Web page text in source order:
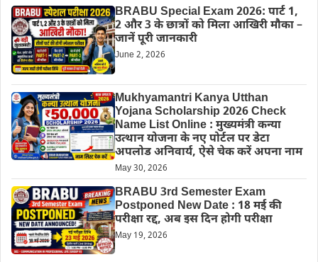
BRABU Special Exam 2026: पार्ट 1,
2 और 3 के छात्रों को मिला आखिरी मौका –
जानें पूरी जानकारी
June 2, 2026
Mukhyamantri Kanya Utthan
Yojana Scholarship 2026 Check
Name List Online : मुख्यमंत्री कन्या
उत्थान योजना के नए पोर्टल पर डेटा
अपलोड अनिवार्य, ऐसे चेक करें अपना नाम
May 30, 2026
BRABU 3rd Semester Exam
Postponed New Date : 18 मई की
परीक्षा रद्द, अब इस दिन होगी परीक्षा
May 19, 2026